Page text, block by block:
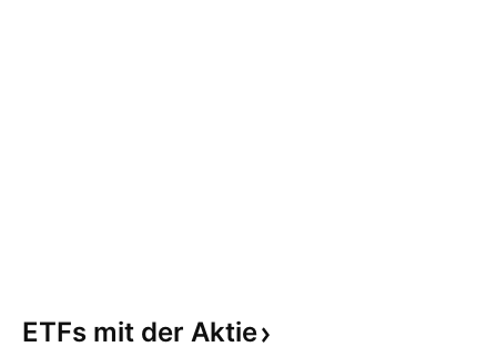
ETFs mit der Aktie